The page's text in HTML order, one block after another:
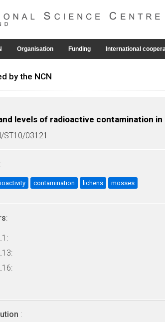
Organisation Funding International
by the NCN
levels of radioactive contamination
03121
:
contamination lichens mosses
:
: